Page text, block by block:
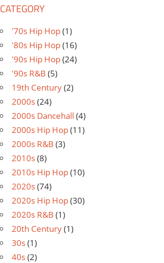
CATEGORY
'70s Hip Hop(1)
'80s Hip Hop(16)
'90s Hip Hop(24)
'90s R&B (5)
19th Century(2)
2000s(24)
2000s Dancehall (4)
2000s Hip Hop(11)
2000s R&B (3)
2010s(8)
2010s Hip Hop(10)
2020s(74)
2020s Hip Hop(30)
2020s R&B (1)
20th Century(1)
30s(1)
40s(2)